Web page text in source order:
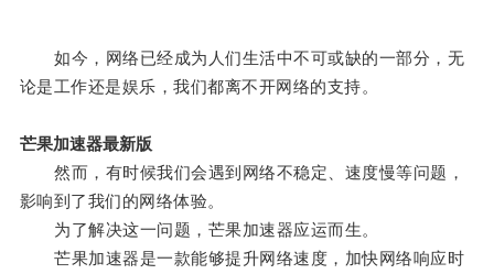
如今，网络已经成为人们生活中不可或缺的一部分，无
论是工作还是娱乐，我们都离不开网络的支持。
芒果加速器最新版
然而，有时候我们会遇到网络不稳定、速度慢等问题，
影响到了我们的网络体验。
为了解决这一问题，芒果加速器应运而生。
芒果加速器是一款能够提升网络速度，加快网络响应时